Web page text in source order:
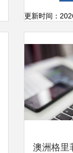
更新时间：
澳洲格里